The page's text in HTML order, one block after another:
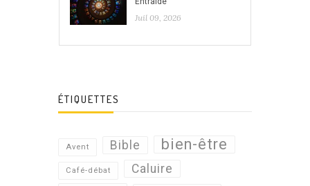
Juil 09, 2026
ÉTIQUETTES
Avent Bible bien-être
Café-débat Caluire